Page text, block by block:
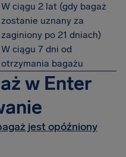
W ciągu 2 lat (gdy bagaż
zostanie uznany za
zaginiony po 21 dniach)
W ciągu 7 dni od
otrzymania bagażu
w Enter
jest opóźniony